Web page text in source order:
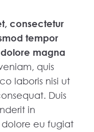
consectetur
tempor
magna
quis
laboris nisi ut
Duis
in
eu fugiat